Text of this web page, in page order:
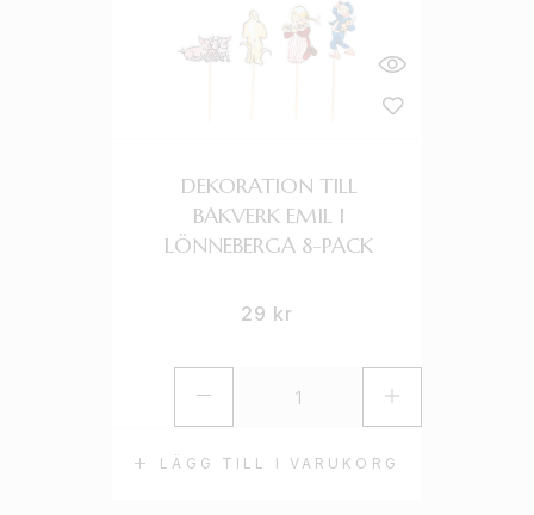
LÄGG TILL I VARUKORG
DEKORATION TILL
BAKVERK EMIL I
LÖNNEBERGA 8-PACK
29 kr